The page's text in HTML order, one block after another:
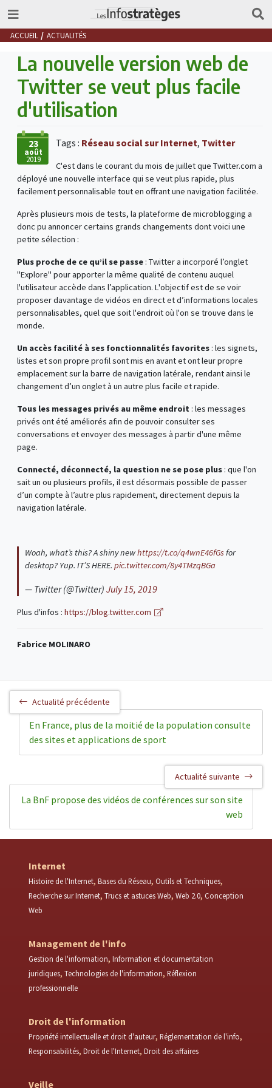
ACCUEIL ACTUALITÉS
La nouvelle version web de
Twitter se veut plus facile
d'utilisation
23
août
2019
Tags : Réseau social sur Internet, Twitter
C'est dans le courant du mois de juillet que Twitter.com a
déployé une nouvelle interface qui se veut plus rapide, plus
facilement personnalisable tout en offrant une navigation facilitée.
Après plusieurs mois de tests, la plateforme de microblogging a
donc pu annoncer certains grands changements dont voici une
petite sélection :
Plus proche de ce qu’il se passe: Twitter a incorporé l’onglet
"Explore" pour apporter la même qualité de contenu auquel
l'utilisateur accède dans l’application. L'objectif est de se voir
proposer davantage de vidéos en direct et d’informations locales
personnalisables, quel que soit l'endroit où l'on se trouve dans le
monde.
Un accès facilité à ses fonctionnalités favorites: les signets,
listes et son propre profil sont mis en avant et ont leur propre
emplacement sur la barre de navigation latérale, rendant ainsi le
changement d’un onglet à un autre plus facile et rapide.
Tous les messages privés au même endroit : les messages
privés ont été améliorés afin de pouvoir consulter ses
conversations et envoyer des messages à partir d'une même
page.
Connecté, déconnecté, la question ne se pose plus: que l'on
sait un ou plusieurs profils, il est désormais possible de passer
d’un compte à l’autre plus rapidement, directement depuis la
navigation latérale.
Woah, what’s this? A shiny newhttps://t.co/q4wnE46fGs for
desktop? Yup. IT’S HERE. pic.twitter.com/8y4TMzqBGa
— Twitter (@Twitter) July 15, 2019
Plus d'infos : https://blog.twitter.com
Fabrice MOLINARO
Actualité précédente
En France, plus de la moitié de la population consulte
des sites et applications de sport
Actualité suivante
La BnF propose des vidéos de conférences sur son site
web
Internet
Histoire de l'Internet Bases du Réseau Outils et Techniques
Recherche sur Internet Trucs et astuces Web Web 2.0 Conception
Web
Management de l'info
Gestion de l'information Information et documentation
juridiques Technologies de l'information Réflexion
professionnelle
Droit de l'information
Propriété intellectuelle et droit d'auteur Réglementation de l'info
Responsabilités Droit de l'Internet Droit des affaires
Veille